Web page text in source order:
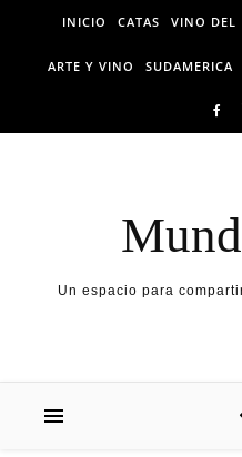
Skip to content
INICIO CATAS VINO DEL
ARTE Y VINO SUDAMERICA
Un espacio para